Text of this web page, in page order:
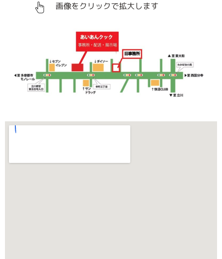
画像をクリックで拡大します